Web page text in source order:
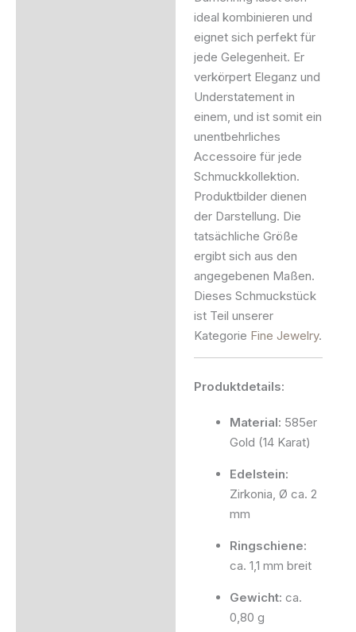
ideal kombinieren und
eignet sich perfekt für
jede Gelegenheit. Er
verkörpert Eleganz und
Understatement in
einem, und ist somit ein
unentbehrliches
Accessoire für jede
Schmuckkollektion.
Produktbilder dienen
der Darstellung. Die
tatsächliche Größe
ergibt sich aus den
angegebenen Maßen.
Dieses Schmuckstück
ist Teil unserer
Kategorie Fine Jewelry.
Produktdetails:
Material: 585er
Gold (14 Karat)
Edelstein:
Zirkonia, Ø ca. 2
mm
Ringschiene:
ca. 1,1 mm breit
Gewicht: ca.
0,80 g